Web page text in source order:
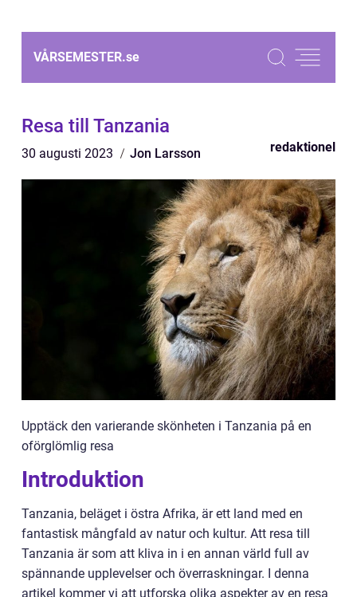
VÅRSEMESTER.se
Resa till Tanzania
30 augusti 2023 Jon Larsson redaktionel
Upptäck den varierande skönheten i Tanzania på en
oförglömlig resa
Introduktion
Tanzania, beläget i östra Afrika, är ett land med en
fantastisk mångfald av natur och kultur. Att resa till
Tanzania är som att kliva in i en annan värld full av
spännande upplevelser och överraskningar. I denna
artikel kommer vi att utforska olika aspekter av en resa